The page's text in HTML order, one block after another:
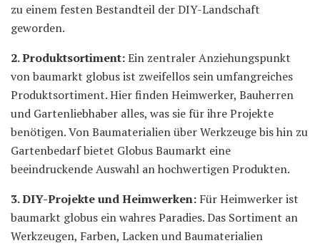
zu einem festen Bestandteil der DIY-Landschaft
geworden.
2. Produktsortiment:Ein zentraler Anziehungspunkt
von baumarkt globus ist zweifellos sein umfangreiches
Produktsortiment. Hier finden Heimwerker, Bauherren
und Gartenliebhaber alles, was sie für ihre Projekte
benötigen. Von Baumaterialien über Werkzeuge bis hin zu
Gartenbedarf bietet Globus Baumarkt eine
beeindruckende Auswahl an hochwertigen Produkten.
3. DIY-Projekte und Heimwerken: Für Heimwerker ist
baumarkt globus ein wahres Paradies. Das Sortiment an
Werkzeugen, Farben, Lacken und Baumaterialien